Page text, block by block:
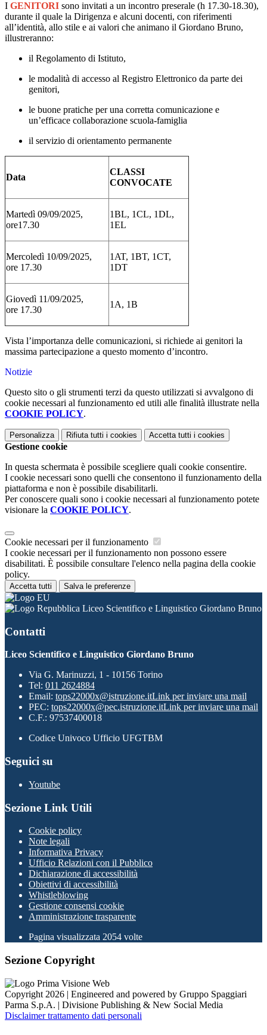
I GENITORI sono invitati a un incontro preserale (h 17.30-18.30),
durante il quale la Dirigenza e alcuni docenti, con riferimenti
all’identità, allo stile e ai valori che animano il Giordano Bruno,
illustreranno:
il Regolamento di Istituto,
le modalità di accesso al Registro Elettronico da parte dei
genitori,
le buone pratiche per una corretta comunicazione e
un’efficace collaborazione scuola-famiglia
il servizio di orientamento permanente
Data
CLASSI
CONVOCATE
Martedì 09/09/2025,
ore17.30
1BL, 1CL, 1DL,
1EL
Mercoledì 10/09/2025,
ore 17.30
1AT, 1BT, 1CT,
1DT
Giovedì 11/09/2025,
ore 17.30
1A, 1B
Vista l’importanza delle comunicazioni, si richiede ai genitori la
massima partecipazione a questo momento d’incontro.
Notizie
Questo sito o gli strumenti terzi da questo utilizzati si avvalgono di
cookie necessari al funzionamento ed utili alle finalità illustrate nella
COOKIE POLICY.
Personalizza Rifiuta tutti i cookies Accetta tutti i cookies
Gestione cookie
In questa schermata è possibile scegliere quali cookie consentire.
I cookie necessari sono quelli che consentono il funzionamento della
piattaforma e non è possibile disabilitarli.
Per conoscere quali sono i cookie necessari al funzionamento potete
visionare la COOKIE POLICY.
Cookie necessari per il funzionamento
I cookie necessari per il funzionamento non possono essere
disabilitati. È possibile consultare l'elenco nella pagina della cookie
policy.
Accetta tutti Salva le preferenze
Liceo Scientifico e Linguistico Giordano Bruno
Contatti
Liceo Scientifico e Linguistico Giordano Bruno
Via G. Marinuzzi, 1 - 10156 Torino
Tel: 011 2624884
Email: tops22000x@istruzione.itLink per inviare una mail
PEC: tops22000x@pec.istruzione.itLink per inviare una mail
C.F.: 97537400018
Codice Univoco Ufficio UFGTBM
Seguici su
Youtube
Sezione Link Utili
Cookie policy
Note legali
Informativa Privacy
Ufficio Relazioni con il Pubblico
Dichiarazione di accessibilità
Obiettivi di accessibilità
Whistleblowing
Gestione consensi cookie
Amministrazione trasparente
Pagina visualizzata 2054 volte
Sezione Copyright
Copyright 2026 | Engineered and powered by Gruppo Spaggiari
Parma S.p.A. | Divisione Publishing & New Social Media
Disclaimer trattamento dati personali